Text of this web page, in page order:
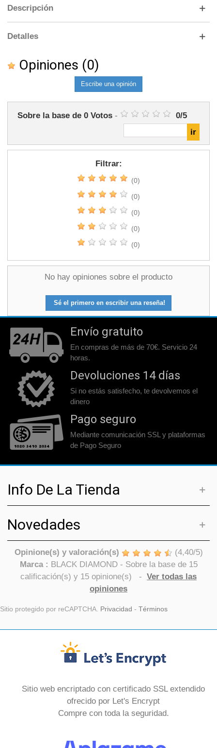
Descripción
Detalles
Opiniones (0)
Escribe una opinión
Sobre la base de 0 Votos - 0/5
Filtrar:
(0)
(0)
(0)
(0)
(0)
No hay opiniones sobre el producto
Sé el primero en escribir una reseña!
Envío gratuito
En compras de más de 70€. Servicio 24
horas.
Devoluciones 14 días
Si no estás satisfecho, te devolvemos el
dinero
Pago seguro
Mediante comunicación SSL y plataformas
de Pago Seguro
Info De La Tienda
Novedades
Opinione(s) y valoración(s) (4,40/5)
Marca : BLACK DIAMOND- Sobre la base de 15
calificación(s) y 15 opinione(s) - Ver todas las
opiniones
Sitio protegido por reCAPTCHA. Privacidad - Términos
Sitio web encriptado con certificado SSL extendido
ofrecido por Let's Encrypt
Compre con toda la seguridad.